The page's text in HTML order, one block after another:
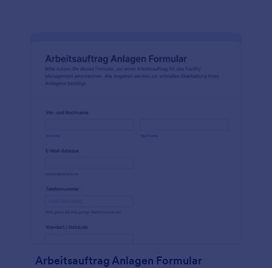
Arbeitsauftrag Anlagen Formular